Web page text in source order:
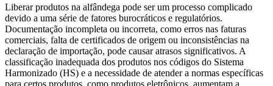
Liberar produtos na alfândega pode ser um processo complicado
devido a uma série de fatores burocráticos e regulatórios.
Documentação incompleta ou incorreta, como erros nas faturas
comerciais, falta de certificados de origem ou inconsistências na
declaração de importação, pode causar atrasos significativos. A
classificação inadequada dos produtos nos códigos do Sistema
Harmonizado (HS) e a necessidade de atender a normas específicas
para certos produtos, como produtos eletrônicos, aumentam a